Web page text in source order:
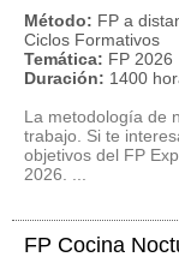
Método: FP a
Ciclos Formativos
Temática: FP 2026
Duración: 1400
La metodología de
trabajo. Si te
objetivos del FP
2026. ...
FP Cocina